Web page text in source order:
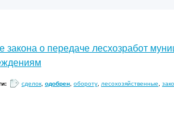
закона о передаче лесхозработ
сделок, одобрен, обороту, лесохозяйственные,